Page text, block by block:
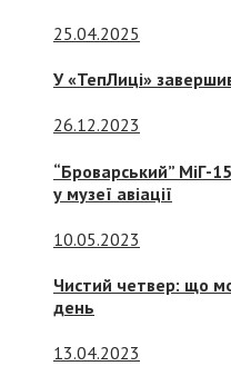
25.04.2025
У «ТепЛиці»
26.12.2023
“Броварський” МіГ-
у музеї авіації
10.05.2023
Чистий четвер: що
день
13.04.2023